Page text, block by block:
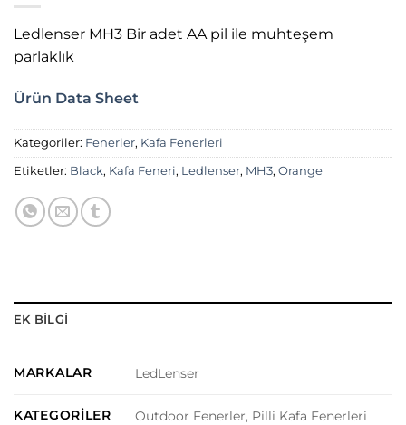
Ledlenser MH3 Bir adet AA pil ile muhteşem
parlaklık
Ürün Data Sheet
Kategoriler: Fenerler, Kafa Fenerleri
Etiketler: Black, Kafa Feneri, Ledlenser, MH3, Orange
EK BILGI
MARKALAR LedLenser
KATEGORILER Outdoor Fenerler, Pilli Kafa Fenerleri